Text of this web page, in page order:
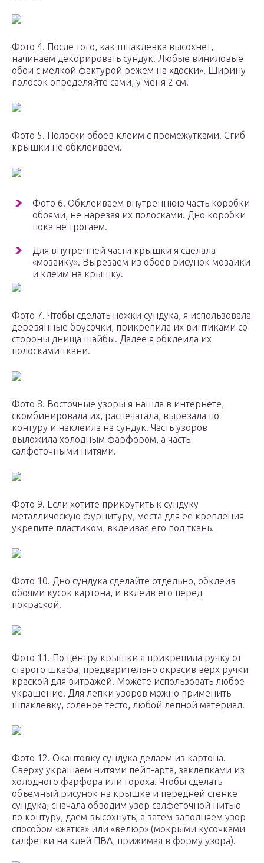
Фото 4. После того, как шпаклевка высохнет,
начинаем декорировать сундук. Любые виниловые
обои с мелкой фактурой режем на «доски». Ширину
полосок определяйте сами, у меня 2 см.
Фото 5. Полоски обоев клеим с промежутками. Сгиб
крышки не обклеиваем.
Фото 6. Обклеиваем внутреннюю часть коробки
обоями, не нарезая их полосками. Дно коробки
пока не трогаем.
Для внутренней части крышки я сделала
«мозаику». Вырезаем из обоев рисунок мозаики
и клеим на крышку.
Фото 7. Чтобы сделать ножки сундука, я использовала
деревянные брусочки, прикрепила их винтиками со
стороны днища шайбы. Далее я обклеила их
полосками ткани.
Фото 8. Восточные узоры я нашла в интернете,
скомбинировала их, распечатала, вырезала по
контуру и наклеила на сундук. Часть узоров
выложила холодным фарфором, а часть
салфеточными нитями.
Фото 9. Если хотите прикрутить к сундуку
металлическую фурнитуру, места для ее крепления
укрепите пластиком, вклеивая его под ткань.
Фото 10. Дно сундука сделайте отдельно, обклеив
обоями кусок картона, и вклеив его перед
покраской.
Фото 11. По центру крышки я прикрепила ручку от
старого шкафа, предварительно окрасив верх ручки
краской для витражей. Можете использовать любое
украшение. Для лепки узоров можно применить
шпаклевку, соленое тесто, любой лепной материал.
Фото 12. Окантовку сундука делаем из картона.
Сверху украшаем нитями пейп-арта, заклепками из
холодного фарфора или гороха. Чтобы сделать
объемный рисунок на крышке и передней стенке
сундука, сначала обводим узор салфеточной нитью
по контуру, даем высохнуть, а затем заполняем узор
способом «жатка» или «велюр» (мокрыми кусочками
салфетки на клей ПВА, прижимая в форму узора).